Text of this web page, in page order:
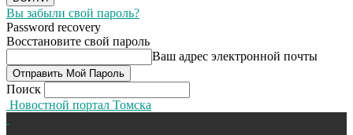
Вы забыли свой пароль?
Password recovery
Восстановите свой пароль
Ваш адрес электронной почты
Поиск
Новостной портал Томска